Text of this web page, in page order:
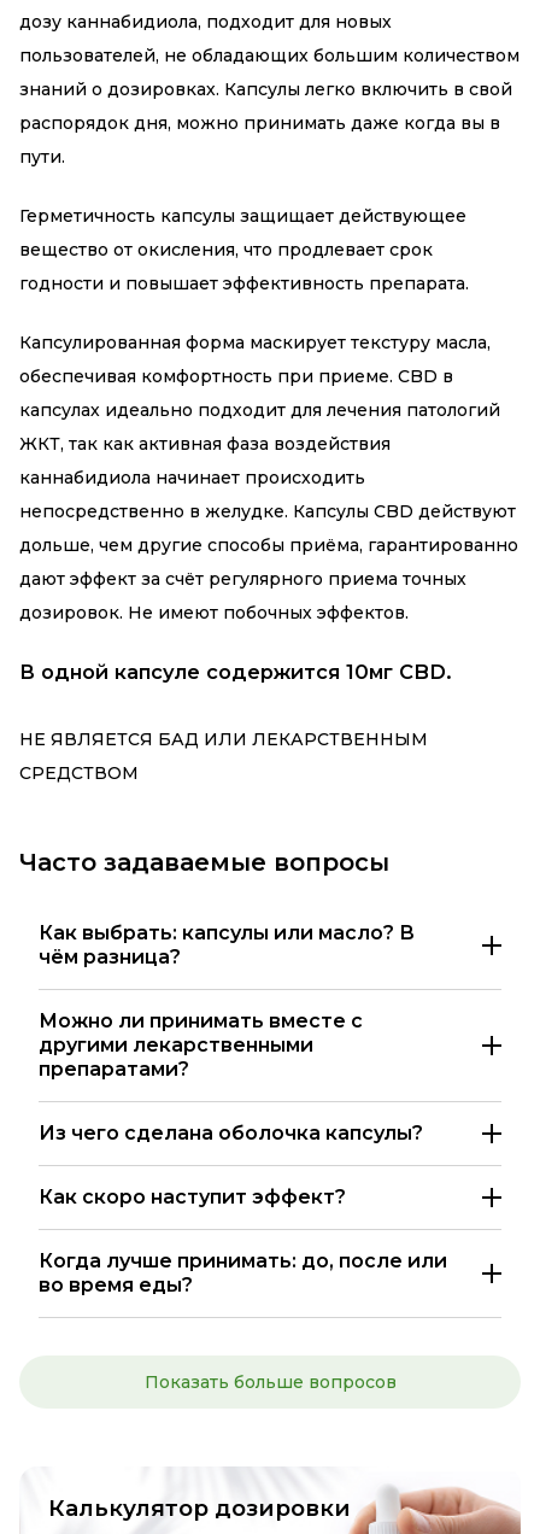
дозу каннабидиола, подходит для новых
пользователей, не обладающих большим количеством
знаний о дозировках. Капсулы легко включить в свой
распорядок дня, можно принимать даже когда вы в
пути.
Герметичность капсулы защищает действующее
вещество от окисления, что продлевает срок
годности и повышает эффективность препарата.
Капсулированная форма маскирует текстуру масла,
обеспечивая комфортность при приеме. CBD в
капсулах идеально подходит для лечения патологий
ЖКТ, так как активная фаза воздействия
каннабидиола начинает происходить
непосредственно в желудке. Капсулы CBD действуют
дольше, чем другие способы приёма, гарантированно
дают эффект за счёт регулярного приема точных
дозировок. Не имеют побочных эффектов.
В одной капсуле содержится 10мг CBD.
НЕ ЯВЛЯЕТСЯ БАД ИЛИ ЛЕКАРСТВЕННЫМ
СРЕДСТВОМ
Часто задаваемые вопросы
Как выбрать: капсулы или масло? В
чём разница?
Можно ли принимать вместе с
другими лекарственными
препаратами?
Из чего сделана оболочка капсулы?
Как скоро наступит эффект?
Когда лучше принимать: до, после или
во время еды?
Показать больше вопросов
Калькулятор дозировки